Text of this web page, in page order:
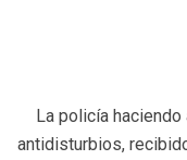
La policía
antidisturbios,